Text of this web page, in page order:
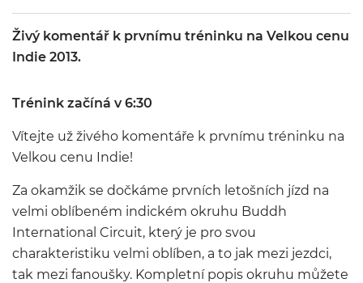
Živý komentář k prvnímu tréninku na Velkou cenu
Indie 2013.
Trénink začíná v 6:30
Vítejte už živého komentáře k prvnímu tréninku na
Velkou cenu Indie!
Za okamžik se dočkáme prvních letošních jízd na
velmi oblíbeném indickém okruhu Buddh
International Circuit, který je pro svou
charakteristiku velmi oblíben, a to jak mezi jezdci,
tak mezi fanoušky. Kompletní popis okruhu můžete